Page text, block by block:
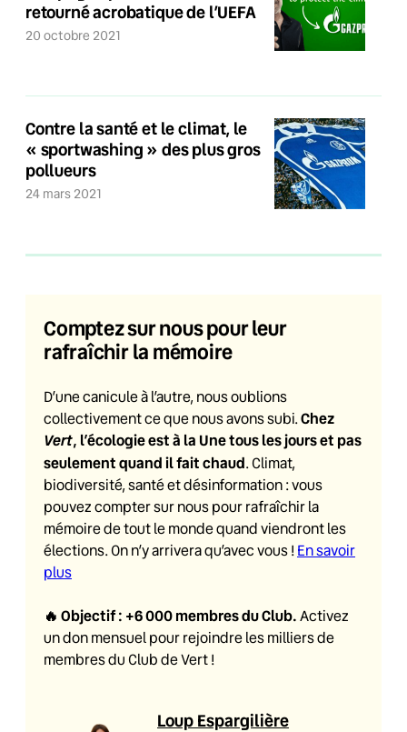
retourné acrobatique de l’UEFA
20 octobre 2021
Contre la santé et le climat, le
« sportwashing » des plus gros
pollueurs
24 mars 2021
Comptez sur nous pour leur
rafraîchir la mémoire
D’une canicule à l’autre, nous oublions
collectivement ce que nous avons subi.Chez
Vert, l’écologie est à la Une tous les jours et pas
seulement quand il fait chaud. Climat,
biodiversité, santé et désinformation : vous
pouvez compter sur nous pour rafraîchir la
mémoire de tout le monde quand viendront les
élections. On n’y arrivera qu’avec vous ! En savoir
plus
🔥 Objectif : +6 000 membres du Club. Activez
un don mensuel pour rejoindre les milliers de
membres du Club de Vert !
Loup Espargilière